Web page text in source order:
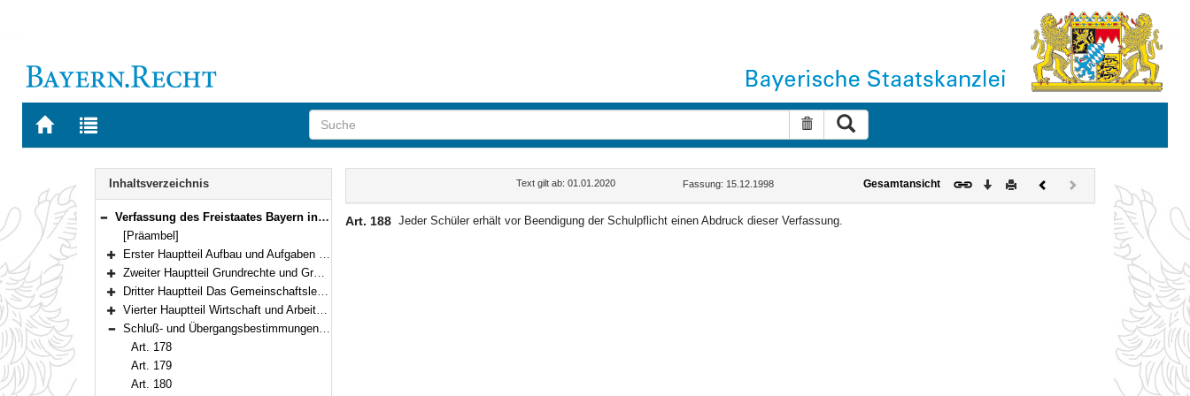
Zur
BAYERN.RECHT
Zur
letzten
Suche zurücksetzen
Navigation
Inhaltsverzeichnis
Bereich reduzieren
Verfassung des Freistaates Bayern in der Fassung der Bekanntmachung vom 15. Dezember 1998 (GVBl. S. 991, 992) BayRS 100-1-I (Art. 1–188)
[Präambel]
Bereich erweitern
Erster Hauptteil Aufbau und Aufgaben des Staates (Art. 1–97)
Bereich erweitern
Zweiter Hauptteil Grundrechte und Grundpflichten (Art. 98–123)
Bereich erweitern
Dritter Hauptteil Das Gemeinschaftsleben (Art. 124–150)
Bereich erweitern
Vierter Hauptteil Wirtschaft und Arbeit (Art. 151–177)
Bereich reduzieren
Schluß- und Übergangsbestimmungen (Art. 178–188)
Art. 178
Art. 179
Art. 180
Text gilt ab: 01.01.2020 Fassung: 15.12.1998 Gesamtansicht Download
DruckenVorherigesNächstes
Dokument
(inaktiv)
Art. 188 Jeder Schüler erhält vor Beendigung der Schulpflicht einen Abdruck dieser Verfassung.